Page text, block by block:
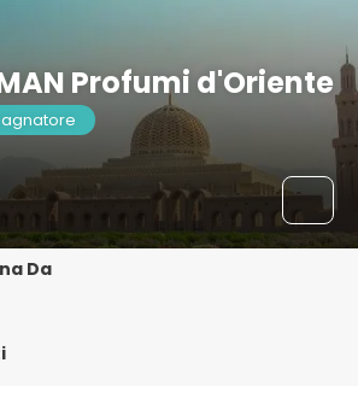
Profumi d'Oriente
Da